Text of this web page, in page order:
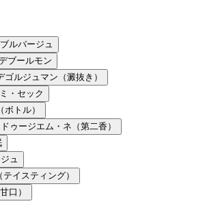
ルバージュ
ブールモン
ゴルジュマン（澱抜き）
・セック
トル）
ゥージエム・ネ（第二香）
ュ
イスティング）
口）